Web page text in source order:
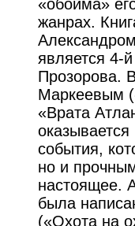
«обойма»
жанрах.
является 4-
Прозорова.
Маркеевым
«Врата
события,
но и
настоящее.
была
(«Охота на